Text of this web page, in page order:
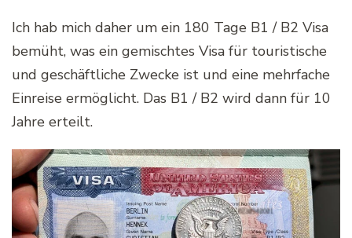
Ich hab mich daher um ein 180 Tage B1 / B2 Visa
bemüht, was ein gemischtes Visa für touristische
und geschäftliche Zwecke ist und eine mehrfache
Einreise ermöglicht. Das B1 / B2 wird dann für 10
Jahre erteilt.